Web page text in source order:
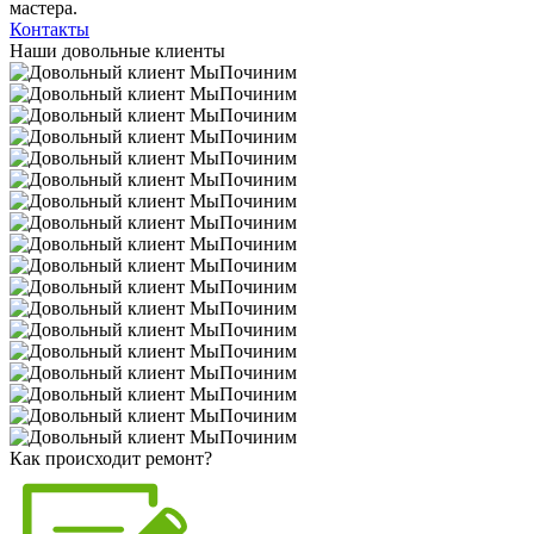
мастера.
Контакты
Наши довольные клиенты
Как происходит ремонт?